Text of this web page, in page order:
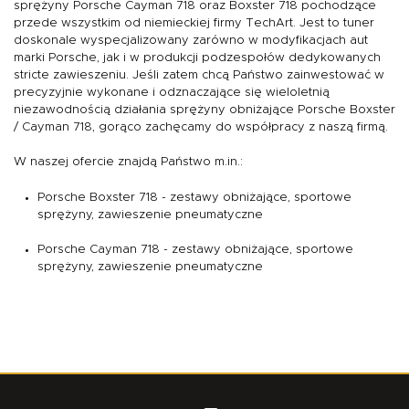
sprężyny Porsche Cayman 718 oraz Boxster 718 pochodzące
przede wszystkim od niemieckiej firmy TechArt. Jest to tuner
doskonale wyspecjalizowany zarówno w modyfikacjach aut
marki Porsche, jak i w produkcji podzespołów dedykowanych
stricte zawieszeniu. Jeśli zatem chcą Państwo zainwestować w
precyzyjnie wykonane i odznaczające się wieloletnią
niezawodnością działania sprężyny obniżające Porsche Boxster
/ Cayman 718, gorąco zachęcamy do współpracy z naszą firmą.
W naszej ofercie znajdą Państwo m.in.:
Porsche Boxster 718 - zestawy obniżające, sportowe
sprężyny, zawieszenie pneumatyczne
Porsche Cayman 718 - zestawy obniżające, sportowe
sprężyny, zawieszenie pneumatyczne